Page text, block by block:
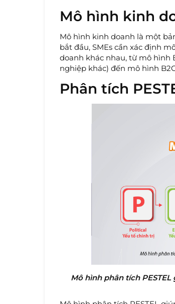
Mô hình kinh
Mô hình kinh doanh là một
bắt đầu, SMEs cần xác định
doanh khác nhau, từ mô hình
nghiệp khác) đến mô hình
Phân tích
Mô hình phân tích